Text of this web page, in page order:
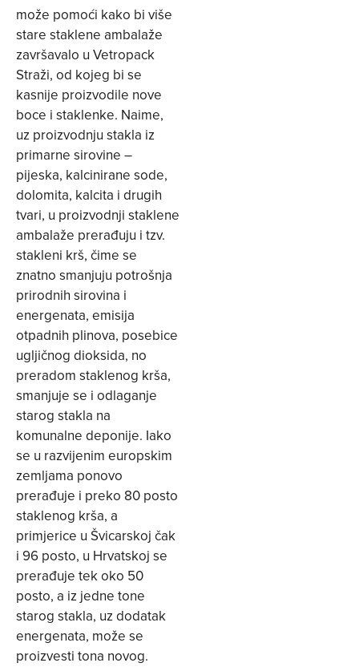
može pomoći kako bi više
stare staklene ambalaže
završavalo u Vetropack
Straži, od kojeg bi se
kasnije proizvodile nove
boce i staklenke. Naime,
uz proizvodnju stakla iz
primarne sirovine –
pijeska, kalcinirane sode,
dolomita, kalcita i drugih
tvari, u proizvodnji staklene
ambalaže prerađuju i tzv.
stakleni krš, čime se
znatno smanjuju potrošnja
prirodnih sirovina i
energenata, emisija
otpadnih plinova, posebice
ugljičnog dioksida, no
preradom staklenog krša,
smanjuje se i odlaganje
starog stakla na
komunalne deponije. Iako
se u razvijenim europskim
zemljama ponovo
prerađuje i preko 80 posto
staklenog krša, a
primjerice u Švicarskoj čak
i 96 posto, u Hrvatskoj se
prerađuje tek oko 50
posto, a iz jedne tone
starog stakla, uz dodatak
energenata, može se
proizvesti tona novog.